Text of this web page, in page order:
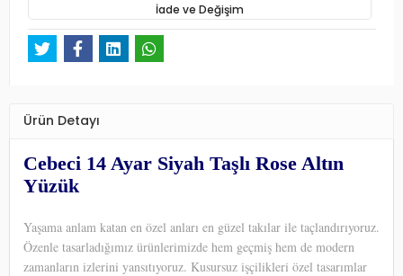
İade ve Değişim
Ürün Detayı
Cebeci 14 Ayar Siyah Taşlı Rose Altın
Yüzük
Yaşama anlam katan en özel anları en güzel takılar ile taçlandırıyoruz.
Özenle tasarladığımız ürünlerimizde hem geçmiş hem de modern
zamanların izlerini yansıtıyoruz. Kusursuz işçilikleri özel tasarımlar